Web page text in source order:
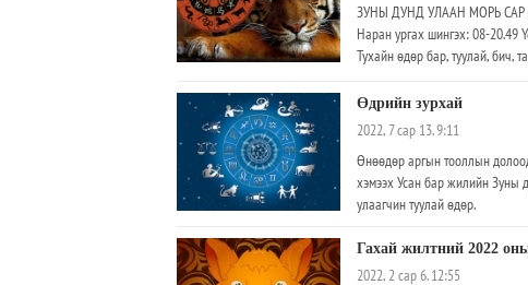
ЗУНЫ ДУНД УЛААН МОРЬ САР
Наран ургах шингэх: 08-20.49
Тухайн өдөр бар, туулай, бич,
бич, тахиа, гахай болой
Өдрийн зурхай
2022, 7 сар 13. 9:11
Өнөөдөр аргын тооллын
хэмээх Усан бар жилийн Зуны
улаагчин туулай өдөр.
Гахай жилтний 2022
2022, 2 сар 6. 12:55